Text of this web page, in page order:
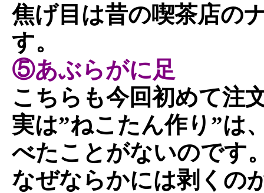
焦げ目は昔の喫茶店の
す。
⑤あぶらがに足
こちらも今回初めて注
実は”ねこたん作り”は
べたことがないのです
なぜならかには剥くの